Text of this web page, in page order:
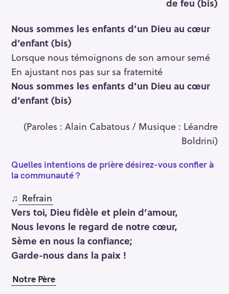
Nous sommes les enfants d’un Dieu au cœur
d’enfant (bis)
Lorsque nous témoignons de son amour semé
En ajustant nos pas sur sa fraternité
Nous sommes les enfants d’un Dieu au cœur
d’enfant (bis)
(Paroles : Alain Cabatous / Musique : Léandre
Boldrini)
Quelles intentions de prière désirez-vous confier à
la communauté ?
♫ Refrain
Vers toi, Dieu fidèle et plein d’amour,
Nous levons le regard de notre cœur,
Sème en nous la confiance;
Garde-nous dans la paix !
Notre Père